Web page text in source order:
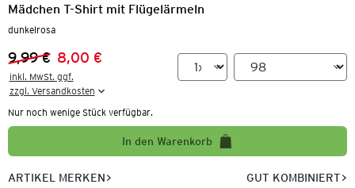
Mädchen T-Shirt mit Flügelärmeln
dunkelrosa
Vorheriger Preis:
9,99 €
Neuer Preis:
8,00 €
inkl. MwSt. ggf.
zzgl. Versandkosten
Nur noch wenige Stück verfügbar.
In den Warenkorb
ARTIKEL MERKEN GUT KOMBINIERT